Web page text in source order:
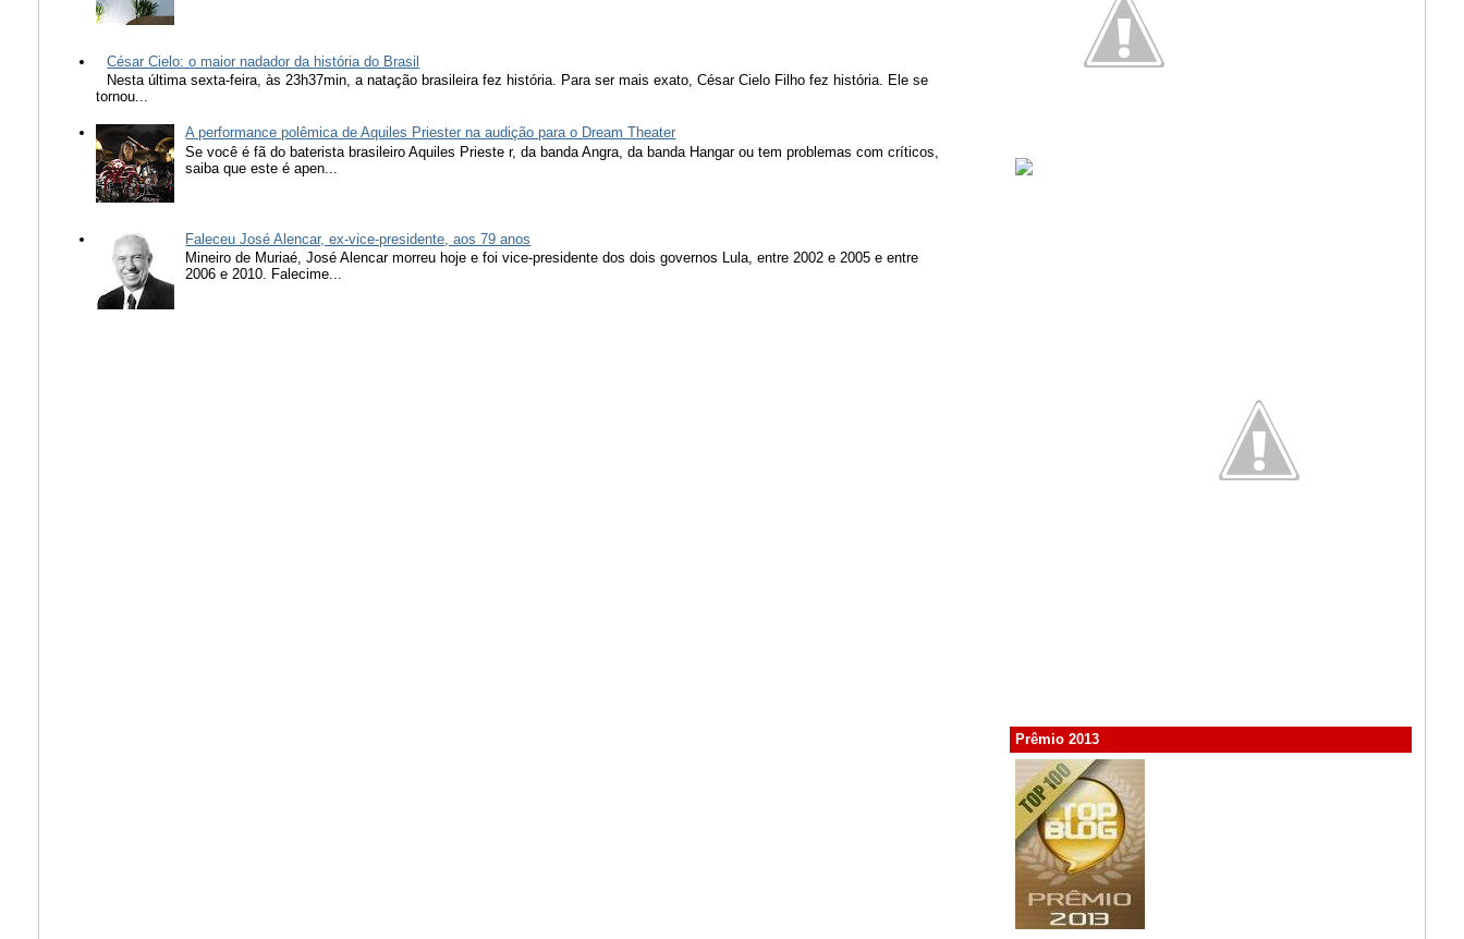
César Cielo: o maior nadador da história do Brasil
Nesta última sexta-feira, às 23h37min, a natação brasileira fez história. Para ser mais exato, César Cielo Filho fez história. Ele se
tornou...
A performance polêmica de Aquiles Priester na audição para o Dream Theater
Se você é fã do baterista brasileiro Aquiles Prieste r, da banda Angra, da banda Hangar ou tem problemas com críticos,
saiba que este é apen...
Faleceu José Alencar, ex-vice-presidente, aos 79 anos
Mineiro de Muriaé, José Alencar morreu hoje e foi vice-presidente dos dois governos Lula, entre 2002 e 2005 e entre
2006 e 2010. Falecime...
Prêmio 2013